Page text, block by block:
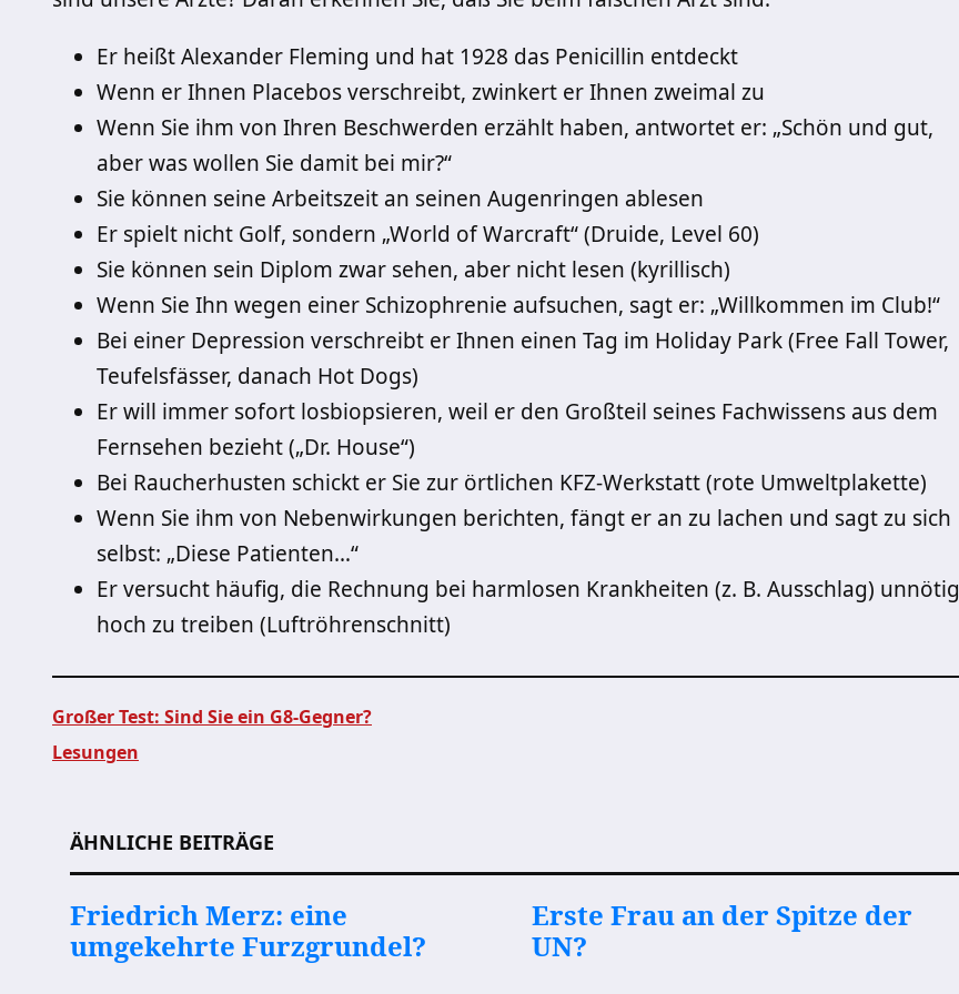
Er heißt Alexander Fleming und hat 1928 das Penicillin entdeckt
Wenn er Ihnen Placebos verschreibt, zwinkert er Ihnen zweimal zu
Wenn Sie ihm von Ihren Beschwerden erzählt haben, antwortet er: „Schön und gut,
aber was wollen Sie damit bei mir?“
Sie können seine Arbeitszeit an seinen Augenringen ablesen
Er spielt nicht Golf, sondern „World of Warcraft“ (Druide, Level 60)
Sie können sein Diplom zwar sehen, aber nicht lesen (kyrillisch)
Wenn Sie Ihn wegen einer Schizophrenie aufsuchen, sagt er: „Willkommen im Club!“
Bei einer Depression verschreibt er Ihnen einen Tag im Holiday Park (Free Fall Tower,
Teufelsfässer, danach Hot Dogs)
Er will immer sofort losbiopsieren, weil er den Großteil seines Fachwissens aus dem
Fernsehen bezieht („Dr. House“)
Bei Raucherhusten schickt er Sie zur örtlichen KFZ-Werkstatt (rote Umweltplakette)
Wenn Sie ihm von Nebenwirkungen berichten, fängt er an zu lachen und sagt zu sich
selbst: „Diese Patienten…“
Er versucht häufig, die Rechnung bei harmlosen Krankheiten (z. B. Ausschlag) unnötig
hoch zu treiben (Luftröhrenschnitt)
Großer Test: Sind Sie ein G8-Gegner?
Lesungen
ÄHNLICHE BEITRÄGE
Friedrich Merz: eine
umgekehrte Furzgrundel?
Erste Frau an der Spitze der
UN?